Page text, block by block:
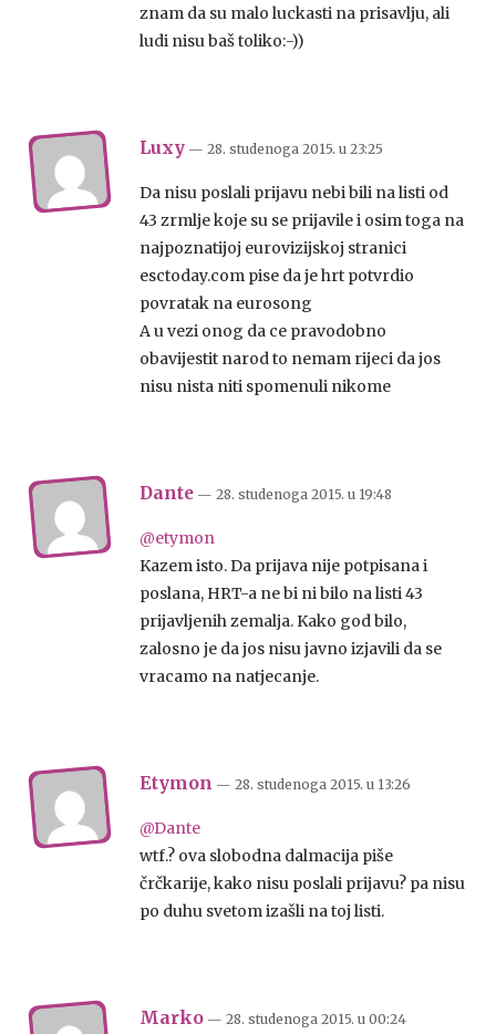
znam da su malo luckasti na prisavlju, ali
ludi nisu baš toliko:-))
Luxy — 28. studenoga 2015. u 23:25
Da nisu poslali prijavu nebi bili na listi od
43 zrmlje koje su se prijavile i osim toga na
najpoznatijoj eurovizijskoj stranici
esctoday.com pise da je hrt potvrdio
povratak na eurosong
A u vezi onog da ce pravodobno
obavijestit narod to nemam rijeci da jos
nisu nista niti spomenuli nikome
Dante — 28. studenoga 2015. u 19:48
@etymon
Kazem isto. Da prijava nije potpisana i
poslana, HRT-a ne bi ni bilo na listi 43
prijavljenih zemalja. Kako god bilo,
zalosno je da jos nisu javno izjavili da se
vracamo na natjecanje.
Etymon — 28. studenoga 2015. u 13:26
@Dante
wtf.? ova slobodna dalmacija piše
črčkarije, kako nisu poslali prijavu? pa nisu
po duhu svetom izašli na toj listi.
Marko — 28. studenoga 2015. u 00:24